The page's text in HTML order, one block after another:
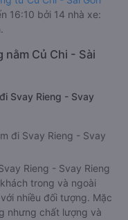
16:10 bởi 14 nhà xe:
nằm Củ Chi - Sài
Svay Rieng - Svay
đi Svay Rieng - Svay
Rieng - Svay Rieng
trong và ngoài
nhiều đối tượng. Mặc
nhưng chất lượng và